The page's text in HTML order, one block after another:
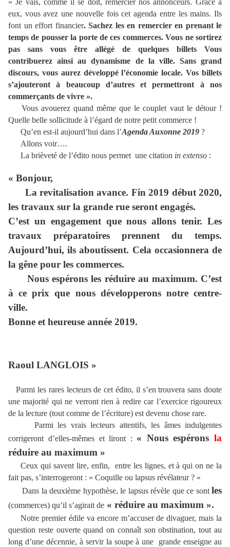
« Je vais, comme il se doit, remercier nos annonceurs. Grâce à
eux, vous avez une nouvelle fois cet agenda entre les mains. Ils
font un effort financier. Sachez les en remercier en prenant le
temps de pousser la porte de ces commerces. Vous ne sortirez
pas sans vous être allégé de quelques billets Vous
contribuerez ainsi au dynamisme de la ville. Sans grand
discours, vous aurez développé l’économie locale. Vos billets
s’ajouteront à beaucoup d’autres et permettront à nos
commerçants de vivre ».
Vous avouerez quand même que le couplet vaut le détour !
Quelle belle sollicitude à l’égard de notre petit commerce !
Qu’en est-il aujourd’hui dans l’Agenda Auxonne 2019 ?
Allons voir….
La brièveté de l’édito nous permet une citation in extenso :
« Bonjour,
La revitalisation avance. Fin 2019 début 2020,
les travaux sur la grande rue seront engagés.
C’est un engagement que nous allons tenir. Les
travaux préparatoires prennent du temps.
Aujourd’hui, ils aboutissent. Cela occasionnera de
la gêne pour les commerces.
Nous espérons les réduire au maximum. C’est
à ce prix que nous développerons notre centre-
ville.
Bonne et heureuse année 2019.
Raoul LANGLOIS »
Parmi les rares lecteurs de cet édito, il s’en trouvera sans doute
une majorité qui ne verront rien à redire car l’exercice rigoureux
de la lecture (tout comme de l’écriture) est devenu chose rare.
Parmi les vrais lecteurs attentifs, les âmes indulgentes
corrigeront d’elles-mêmes et liront : « Nous espérons la
réduire au maximum »
Ceux qui savent lire, enfin, entre les lignes, et à qui on ne la
fait pas, s’interrogeront : « Coquille ou lapsus révélateur ? »
Dans la deuxième hypothèse, le lapsus révèle que ce sont les
(commerces) qu’il s’agirait de « réduire au maximum ».
Notre premier édile va encore m’accuser de divaguer, mais la
question reste ouverte quand on connaît son obstination, tout au
long d’une décennie, à servir la soupe à une grande enseigne au